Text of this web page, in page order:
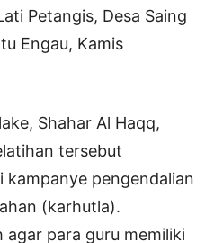
Petangis, Desa Saing
Engau, Kamis
Shahar Al Haqq,
tersebut
kampanye pengendalian
(karhutla).
agar para guru memiliki